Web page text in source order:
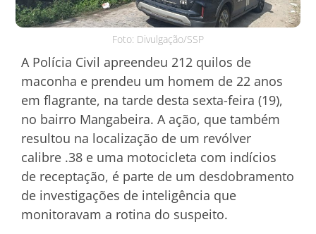
Foto: Divulgação/SSP
A Polícia Civil apreendeu 212 quilos de
maconha e prendeu um homem de 22 anos
em flagrante, na tarde desta sexta-feira (19),
no bairro Mangabeira. A ação, que também
resultou na localização de um revólver
calibre .38 e uma motocicleta com indícios
de receptação, é parte de um desdobramento
de investigações de inteligência que
monitoravam a rotina do suspeito.